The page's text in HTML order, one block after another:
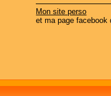
Mon site perso
et ma page facebook